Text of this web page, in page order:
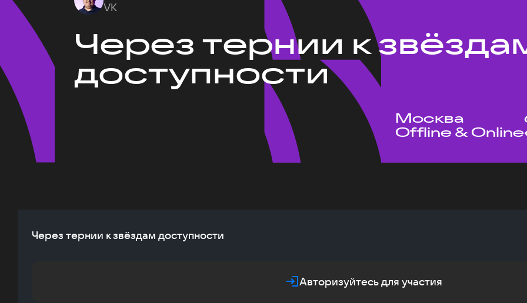
VK
Через тернии к
доступности
Москва
Offline & Online
Через тернии к звёздам доступности
Авторизуйтесь для участия